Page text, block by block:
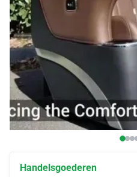
Auto-BH
Aanpassingshoorns
Verpakkingen voor auto's
Handelsgoederen